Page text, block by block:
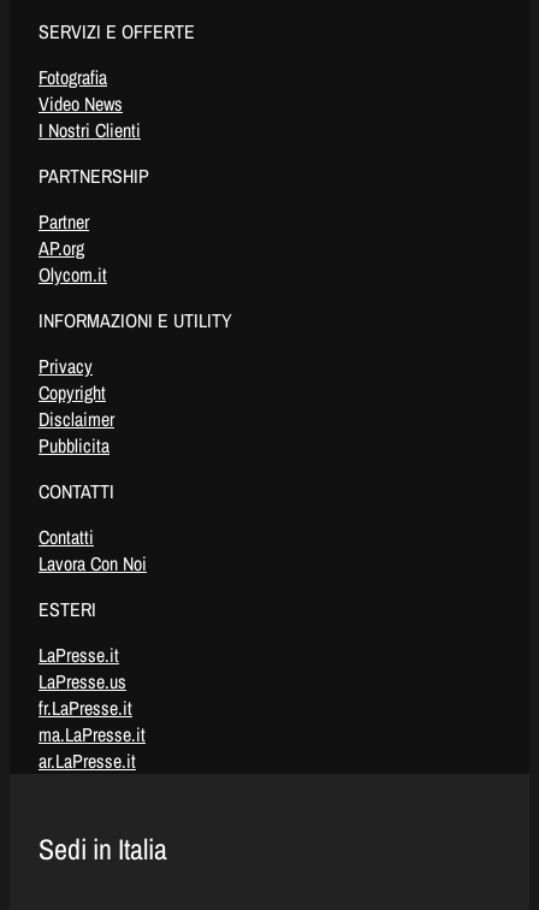
SERVIZI E OFFERTE
Fotografia
Video News
I Nostri Clienti
PARTNERSHIP
Partner
AP.org
Olycom.it
INFORMAZIONI E UTILITY
Privacy
Copyright
Disclaimer
Pubblicita
CONTATTI
Contatti
Lavora Con Noi
ESTERI
LaPresse.it
LaPresse.us
fr.LaPresse.it
ma.LaPresse.it
ar.LaPresse.it
Sedi in Italia